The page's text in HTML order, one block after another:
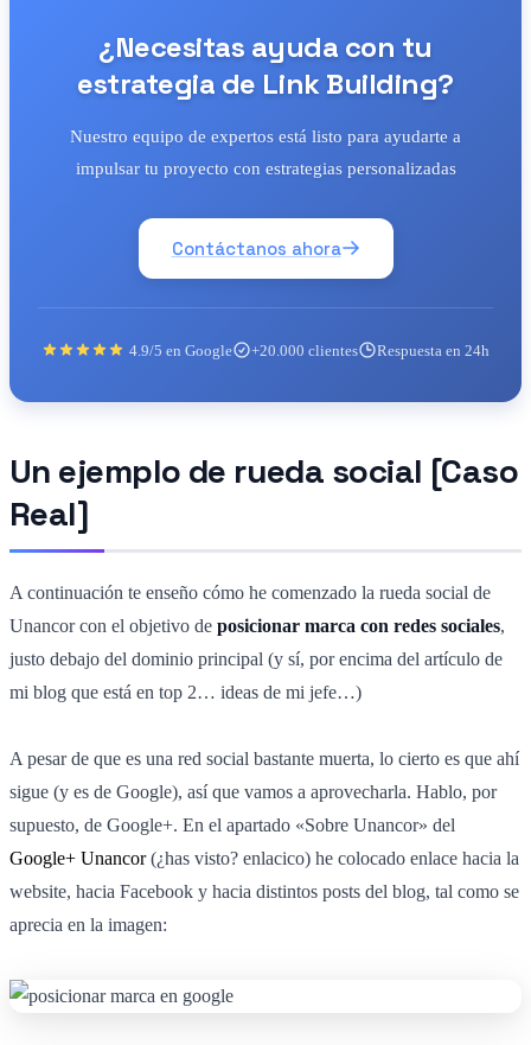
¿Necesitas ayuda con tu
estrategia de Link Building?
Nuestro equipo de expertos está listo para ayudarte a
impulsar tu proyecto con estrategias personalizadas
Contáctanos ahora
4.9/5 en Google +20.000 clientes Respuesta en 24h
Un ejemplo de rueda social [Caso
Real]
A continuación te enseño cómo he comenzado la rueda social de
Unancor con el objetivo de posicionar marca con redes sociales,
justo debajo del dominio principal (y sí, por encima del artículo de
mi blog que está en top 2… ideas de mi jefe…)
A pesar de que es una red social bastante muerta, lo cierto es que ahí
sigue (y es de Google), así que vamos a aprovecharla. Hablo, por
supuesto, de Google+. En el apartado «Sobre Unancor» del
Google+ Unancor (¿has visto? enlacico) he colocado enlace hacia la
website, hacia Facebook y hacia distintos posts del blog, tal como se
aprecia en la imagen: